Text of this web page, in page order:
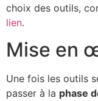
choix des outils,
lien.
Mise en
Une fois les outils
passer à la phase